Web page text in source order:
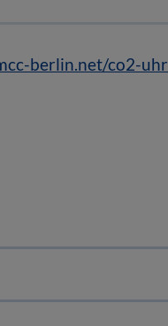
berlin.net/co2-uhr